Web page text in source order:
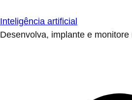
Inteligência artificial
Desenvolva, implante e